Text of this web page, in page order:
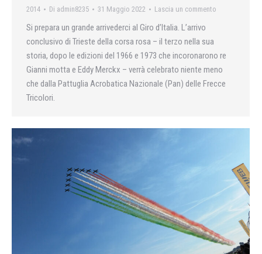
2014 Di admin8235 31 Maggio 2022 Lascia un commento
Si prepara un grande arrivederci al Giro d’Italia. L’arrivo
conclusivo di Trieste della corsa rosa – il terzo nella sua
storia, dopo le edizioni del 1966 e 1973 che incoronarono re
Gianni motta e Eddy Merckx – verrà celebrato niente meno
che dalla Pattuglia Acrobatica Nazionale (Pan) delle Frecce
Tricolori.